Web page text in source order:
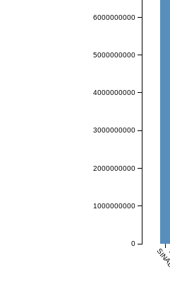
0
1000000000
2000000000
3000000000
4000000000
5000000000
6000000000